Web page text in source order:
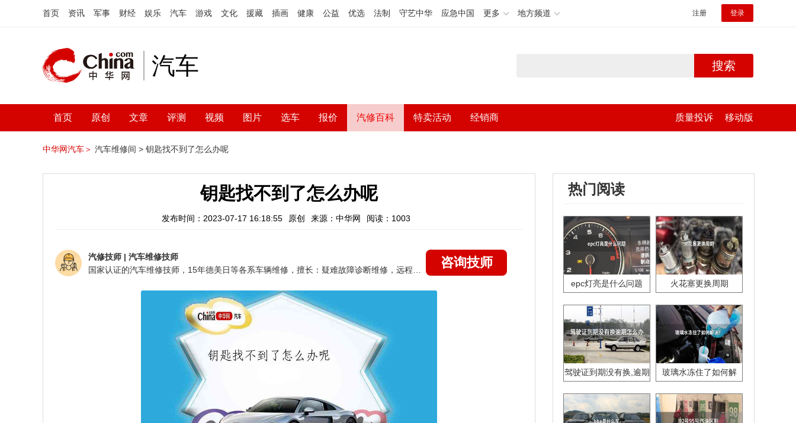
首页 资讯 军事 财经 娱乐 汽车 游戏 文化 援藏 插画 健康 公益 优选 法制 守艺中华 应急中国 更多 地方频道 注册 登录
汽车 搜索
首页 原创 文章 评测 视频 图片 选车 报价 汽修百科 特卖活动 经销商 质量投诉 移动版
中华网汽车＞ 汽车维修间 > 钥匙找不到了怎么办呢
钥匙找不到了怎么办呢
发布时间：2023-07-17 16:18:55 原创 来源：中华网 阅读：1003
汽修技师 | 汽车维修技师
咨询技师
热门阅读
epc灯亮是什么问题 火花塞更换周期
驾驶证到期没有换,逾期
玻璃水冻住了如何解